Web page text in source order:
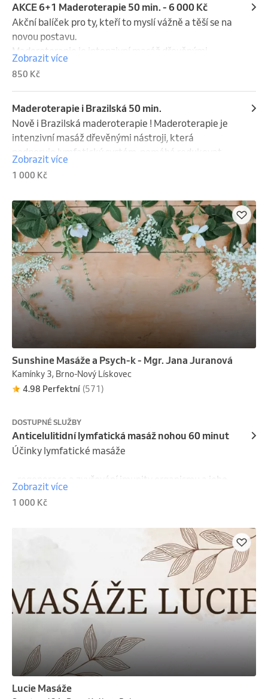
AKCE 6+1 Maderoterapie 50 min. - 6 000 Kč
Akční balíček pro ty, kteří to myslí vážně a těší se na
novou postavu.
Maderoterapie je intenzivní masáž dřevěnými
nástroji, která podporuje lymfatický systém, pomáhá
redukovat celulitidu, tvaruje postavu, stimuluje
tvorbu kolagenu a zanechává vás s pocitem lehkých
nohou.
Zobrazit více
850 Kč
Maderoterapie i Brazilská 50 min.
Nově i Brazilská maderoterapie ! Maderoterapie je
intenzivní masáž dřevěnými nástroji, která
podporuje lymfatický systém, pomáhá redukovat
celulitidu, tvaruje postavu, nakopne tvorbu kolagenu
a odcházíte s pocitem lehkých nohou.
Zobrazit více
1 000 Kč
Sunshine Masáže a Psych-k - Mgr. Jana Juranová
Kamínky 3, Brno-Nový Lískovec
4.98 Perfektní (571)
DOSTUPNÉ SLUŽBY
Anticelulitidní lymfatická masáž nohou 60 minut
Účinky lymfatické masáže
- regenerace a zvyšování imunity organismu a jeho
metabolismu
- odvádění toxinů z těla
- pro každého, kdo celý den stojí nebo sedí
- mechanické „rozplynutí“ tukových ložisek, podpora
rovnoměrného rozložení tukových buněk
- podporuje krevní oběh
- pomáhá odvádět přebytečnou vodu
- zpevňuje podkoží
- zpomaluje proces stárnutí pleti
Zobrazit více
1 000 Kč
Lucie Masáže